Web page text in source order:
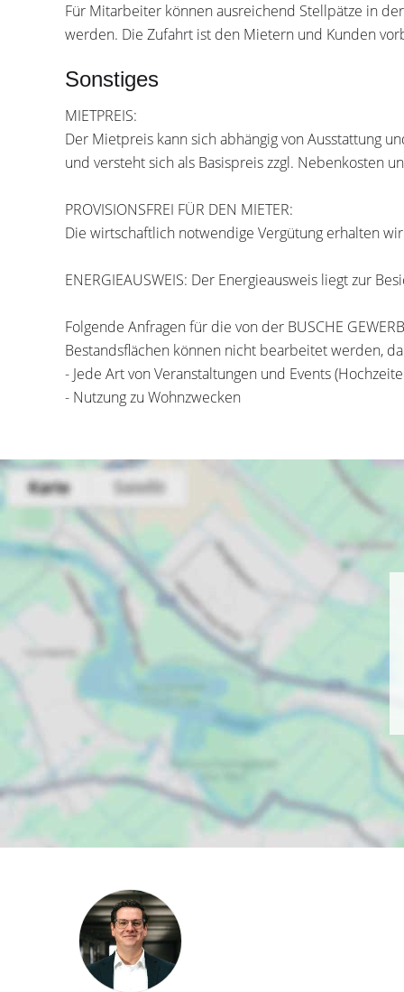
Für Mitarbeiter können ausreichend Stellpätze in
werden. Die Zufahrt ist den Mietern und Kunden
Sonstiges
MIETPREIS:
Der Mietpreis kann sich abhängig von Ausstattung
und versteht sich als Basispreis zzgl. Nebenkosten
PROVISIONSFREI FÜR DEN MIETER:
Die wirtschaftlich notwendige Vergütung erhalten
ENERGIEAUSWEIS: Der Energieausweis liegt zur
Folgende Anfragen für die von der BUSCHE
Bestandsflächen können nicht bearbeitet werden,
- Jede Art von Veranstaltungen und Events
- Nutzung zu Wohnzwecken